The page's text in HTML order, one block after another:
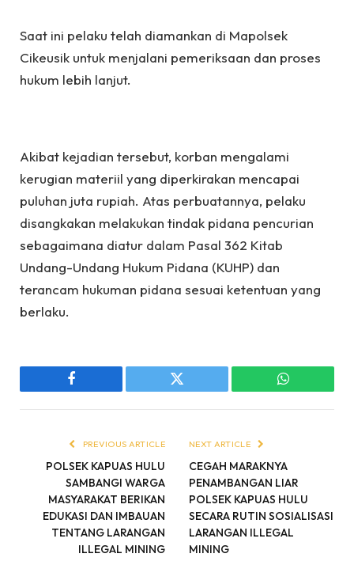
Saat ini pelaku telah diamankan di Mapolsek
Cikeusik untuk menjalani pemeriksaan dan proses
hukum lebih lanjut.
Akibat kejadian tersebut, korban mengalami
kerugian materiil yang diperkirakan mencapai
puluhan juta rupiah. Atas perbuatannya, pelaku
disangkakan melakukan tindak pidana pencurian
sebagaimana diatur dalam Pasal 362 Kitab
Undang-Undang Hukum Pidana (KUHP) dan
terancam hukuman pidana sesuai ketentuan yang
berlaku.
Facebook Twitter WhatsApp
PREVIOUS ARTICLE
POLSEK KAPUAS HULU
SAMBANGI WARGA
MASYARAKAT BERIKAN
EDUKASI DAN IMBAUAN
TENTANG LARANGAN
ILLEGAL MINING
NEXT ARTICLE
CEGAH MARAKNYA
PENAMBANGAN LIAR
POLSEK KAPUAS HULU
SECARA RUTIN SOSIALISASI
LARANGAN ILLEGAL
MINING